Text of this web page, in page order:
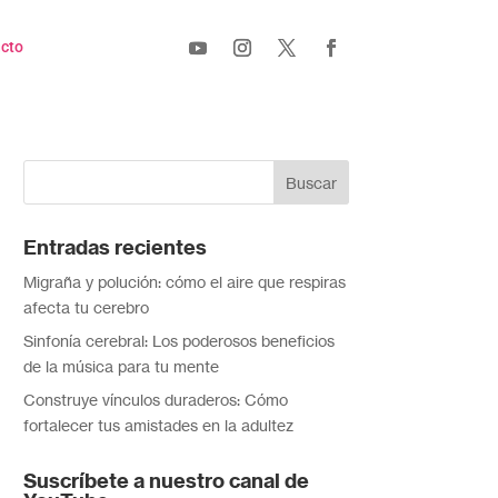
Entradas recientes
Migraña y polución: cómo el aire que respiras
afecta tu cerebro
Sinfonía cerebral: Los poderosos beneficios
de la música para tu mente
Construye vínculos duraderos: Cómo
fortalecer tus amistades en la adultez
Suscríbete a nuestro canal de